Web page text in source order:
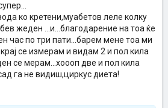
ко кретени,муабетов леле колку
жеден ...и...благодарение на тоа ќе
час по три пати...барем мене тоа ми
се измерам и видам 2 и пол кила
се мерам...хоооп две и пол кила
га не видиш,циркус диета!